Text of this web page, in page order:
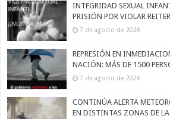
INTEGRIDAD SEXUAL
PRISIÓN POR VIOLAR
7 de agosto de 2026
REPRESIÓN EN
NACIÓN: MÁS DE 1500
7 de agosto de 2026
CONTINÚA ALERTA
EN DISTINTAS ZONAS DE